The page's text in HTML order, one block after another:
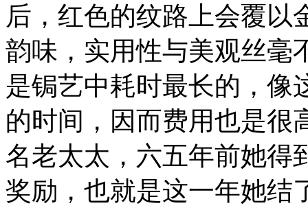
后，红色的纹路上会覆以
韵味，实用性与美观丝毫
是锔艺中耗时最长的，像
的时间，因而费用也是很
名老太太，六五年前她得
奖励，也就是这一年她结